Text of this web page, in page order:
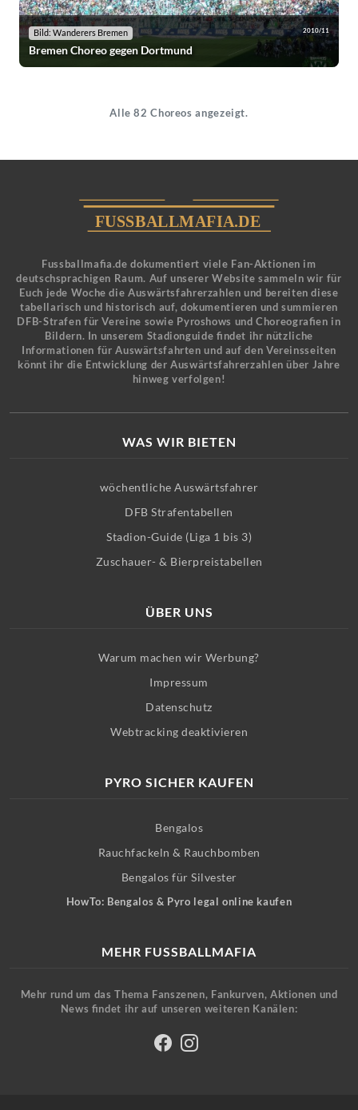
Bild: Wanderers Bremen 2010/11
Bremen Choreo gegen Dortmund
Alle 82 Choreos angezeigt.
Fussballmafia.de dokumentiert viele Fan-Aktionen im
deutschsprachigen Raum. Auf unserer Website sammeln wir für
Euch jede Woche die Auswärtsfahrerzahlen und bereiten diese
tabellarisch und historisch auf, dokumentieren und summieren
DFB-Strafen für Vereine sowie Pyroshows und Choreografien in
Bildern. In unserem Stadionguide findet ihr nützliche
Informationen für Auswärtsfahrten und auf den Vereinsseiten
könnt ihr die Entwicklung der Auswärtsfahrerzahlen über Jahre
hinweg verfolgen!
WAS WIR BIETEN
wöchentliche Auswärtsfahrer
DFB Strafentabellen
Stadion-Guide (Liga 1 bis 3)
Zuschauer- & Bierpreistabellen
ÜBER UNS
Warum machen wir Werbung?
Impressum
Datenschutz
Webtracking deaktivieren
PYRO SICHER KAUFEN
Bengalos
Rauchfackeln & Rauchbomben
Bengalos für Silvester
HowTo: Bengalos & Pyro legal online kaufen
MEHR FUSSBALLMAFIA
Mehr rund um das Thema Fanszenen, Fankurven, Aktionen und
News findet ihr auf unseren weiteren Kanälen: